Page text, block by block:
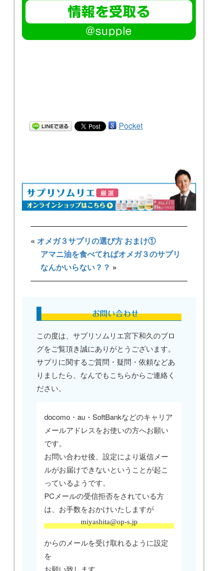
Pocket
« オメガ３サプリの選び方 おまけ①
アマニ油を食べてればオメガ３のサプリ
なんかいらない？？ »
お問い合わせ
この度は、サプリソムリエ宮下和久のブロ
グをご覧頂き誠にありがとうございます。
サプリに関するご質問・疑問・依頼などあ
りましたら、なんでもこちらからご連絡く
ださい。
docomo・au・SoftBankなどのキャリア
メールアドレスをお使いの方へお願い
です。
お問い合わせ後、設定により返信メー
ルがお届けできないということが起こ
っているようです。
PCメールの受信拒否をされている方
は、お手数をおかけいたしますが
miyashita@op-s.jp
からのメールを受け取れるように設定
を
お願い致します。